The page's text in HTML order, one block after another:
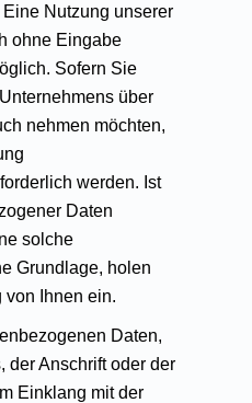
Nutzung unserer
ohne Eingabe
Sofern Sie
über
nehmen möchten,
werden. Ist
Daten
solche
Grundlage, holen
Ihnen ein.
Daten,
der Anschrift oder der
Einklang mit der